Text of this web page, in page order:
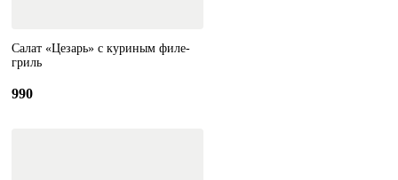
Салат «Цезарь» с куриным филе-
гриль
990